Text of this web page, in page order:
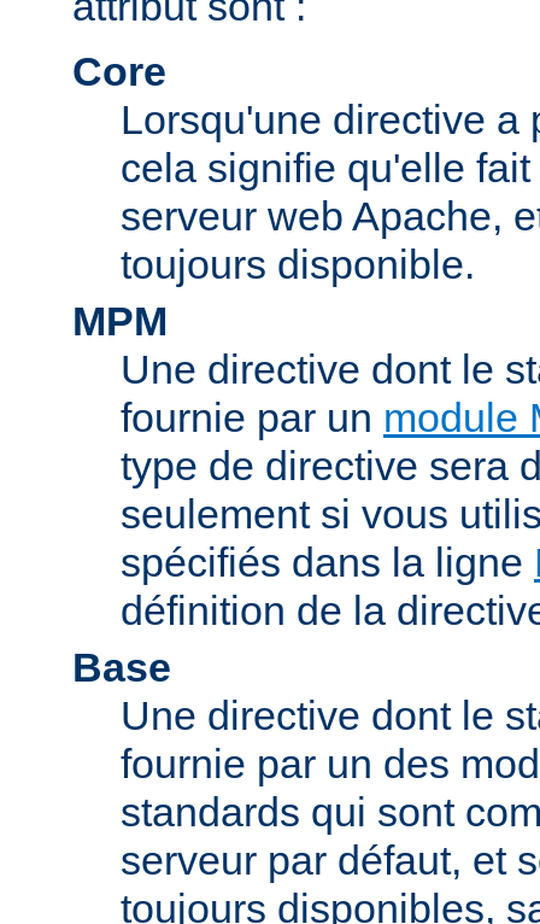
Core
Lorsqu'une directive a
cela signifie qu'elle
serveur web Apache,
toujours disponible.
MPM
Une directive dont le
fournie par un module
type de directive sera
seulement si vous
spécifiés dans la ligne
définition de la
Base
Une directive dont le
fournie par un des
standards qui sont
serveur par défaut, et
toujours disponibles,